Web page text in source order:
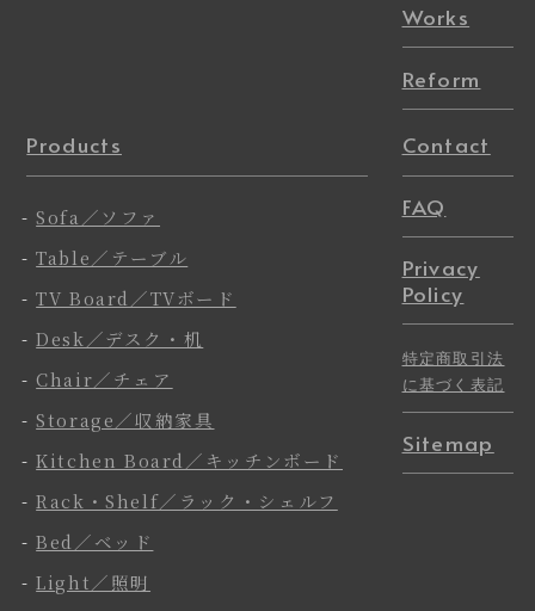
Works
Reform
Products
-Sofa／ソファ
-Table／テーブル
-TV Board／TVボード
-Desk／デスク・机
- Chair／チェア
-Storage／収納家具
-Kitchen Board／キッチンボード
-Rack・Shelf／ラック・シェルフ
-Bed／ベッド
-Light／照明
Contact
FAQ
Privacy
Policy
特定商取引法
に基づく表記
Sitemap